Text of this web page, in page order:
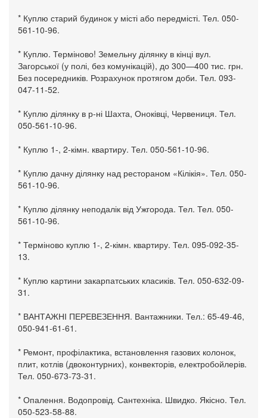
* Куплю старий будинок у місті або передмісті. Тел. 050-
561-10-96.
* Куплю. Терміново! Земельну ділянку в кінці вул.
Загорської (у полі, без комунікацій), до 300—400 тис. грн.
Без посередників. Розрахунок протягом доби. Тел. 093-
047-11-52.
* Куплю ділянку в р-ні Шахта, Оноківці, Червениця. Тел.
050-561-10-96.
* Куплю 1-, 2-кімн. квартиру. Тел. 050-561-10-96.
* Куплю дачну ділянку над рестораном «Кілікія». Тел. 050-
561-10-96.
* Куплю ділянку неподалік від Ужгорода. Тел. Тел. 050-
561-10-96.
* Терміново куплю 1-, 2-кімн. квартиру. Тел. 095-092-35-
13.
* Куплю картини закарпатських класиків. Тел. 050-632-09-
31.
* ВАНТАЖНІ ПЕРЕВЕЗЕННЯ. Вантажники. Тел.: 65-49-46,
050-941-61-61.
* Ремонт, профілактика, встановлення газових колонок,
плит, котлів (двоконтурних), конвекторів, електробойлерів.
Тел. 050-673-73-31.
* Опалення. Водопровід. Сантехніка. Швидко. Якісно. Тел.
050-523-58-88.